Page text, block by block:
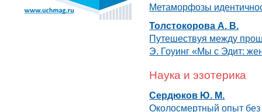
Метаморфозы
Толстокорова А. В.
Путешествуя между
Э. Гоуинг «Мы с Эдит:
Наука и эзотерика
Сердюков Ю. М.
Околосмертный опыт без